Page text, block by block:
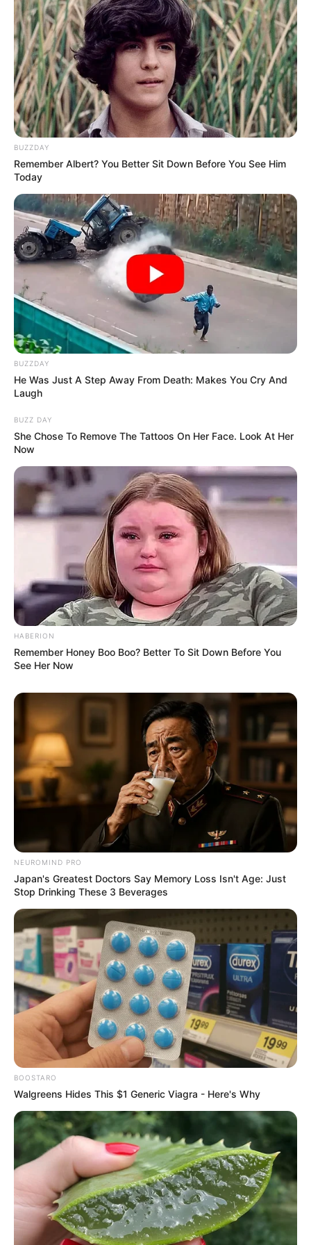
Στις Περιβαλλοντικές Επιπτώσεις περιλαμβάνονται οι
επιπτώσεις στη θερμοκρασία και στη χημική ισορροπία
της θάλασσας και οι επιπτώσεις στη θαλάσσια
έγινε λόγος και για την ψύξη του θαλασσινού νερού, με
τη μείωση θερμοκρασίας της θάλασσας να φτάνει και
τους 7 βαθμούς, ενώ στις επιπτώσεις περιλαμβάνεται η
αλλαγή στη συμπεριφορά και μεταβολισμό των ψαριών, η
διαταραχή των τροφικών αλυσίδων, αλλά και η επιρροή
στην ποιότητα του νερού.
Η περίπτωση του Παγασητικού
Κατά τη διάρκεια του μαθήματος εξετάστηκε ενδελεχώς
και η περίπτωση του Παγασητικού. Όπως σημειώθηκε,
εξετάζοντας την περιβαλλοντική κατάσταση του
Παγασητικού, οικιακά και βιομηχανικά λύματα κυρίως
από την πόλη του Βόλου και τα γεωργικά εισέρχονται
από ένα δίκτυο μικρών χειμάρρων, ενώ ο κόλπος έχει
υποστεί επιδείνωση μετά και τα πλημμυρικά φαινόμενα
από τις καταιγίδες Daniel και Elias τον Σεπτέμβριο του
2023 (αύξηση της περιεκτικότητας ορισμένων δυνητικών
τοξικών στοιχείων (PTEs).
Η συνεισφορά του LNG στην ατμοσφαιρική ρύπανση
της περιοχής
Στην παρουσίαση τονίστηκε ότι η ευρύτερη περιοχή του
Βόλου παρουσιάζει αυξημένα επίπεδα ατμοσφαιρικής
ρύπανσης (βιομηχανία, λιμάνι του Βόλου, αστικοί ρύποι)
και ο εν λόγω σταθμός LNG θα λειτουργεί σε συνεχή
βάση με κινητήρες διπλού καυσίμου, (BOG και
πετρέλαιο), ενώ η μορφολογία της περιοχής που
BUZZDAY
Remember Albert? You Better Sit Down Before You See Him
Today
BUZZDAY
He Was Just A Step Away From Death: Makes You Cry And
Laugh
BUZZ DAY
She Chose To Remove The Tattoos On Her Face. Look At Her
Now
HABERION
Remember Honey Boo Boo? Better To Sit Down Before You
See Her Now
NEUROMIND PRO
Japan's Greatest Doctors Say Memory Loss Isn't Age: Just
Stop Drinking These 3 Beverages
BOOSTARO
Walgreens Hides This $1 Generic Viagra - Here's Why